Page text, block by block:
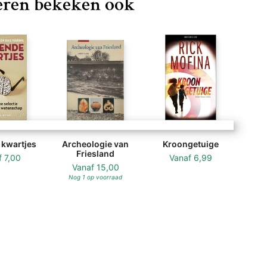
bekeken ook
kwartjes
7,00
Archeologie van
Friesland
Vanaf 15,00
Nog 1 op voorraad
Kroongetuige
Vanaf 6,99